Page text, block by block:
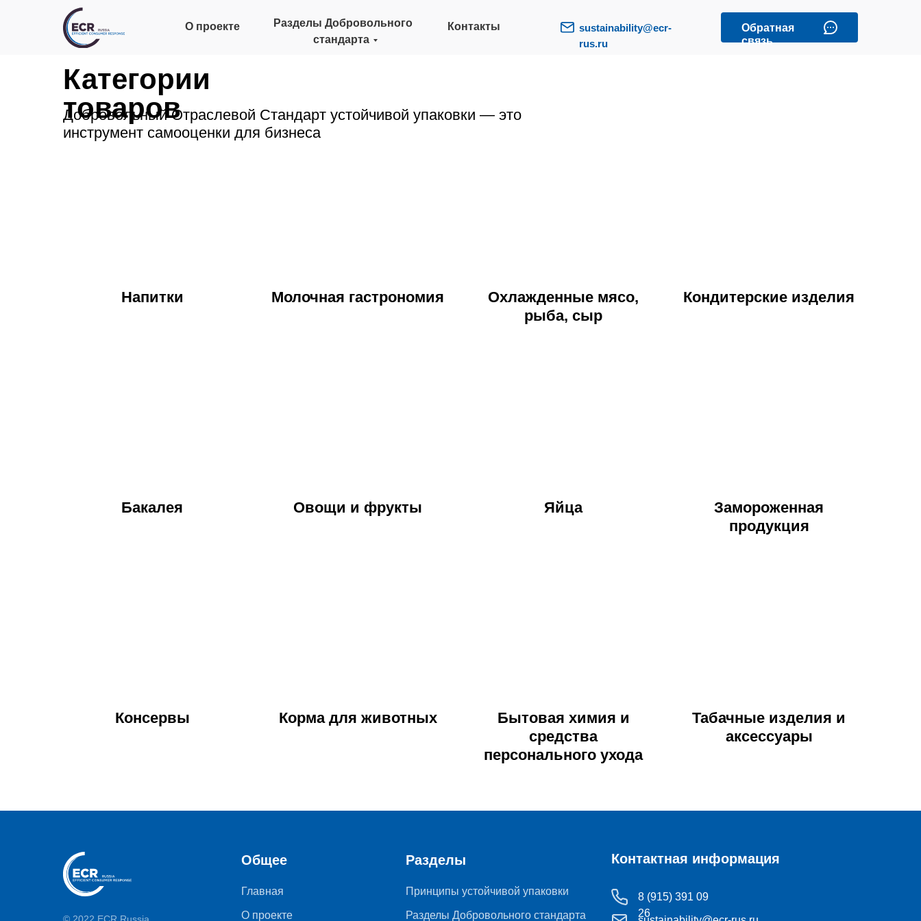
sustainability@eсr-
rus.ru
О проекте
Разделы Добровольного
стандарта
Контакты
Обратная
связь
Категории
товаров
Добровольный Отраслевой Стандарт устойчивой упаковки — это
инструмент самооценки для бизнеса
Напитки Молочная гастрономия
Охлажденные мясо,
рыба, сыр
Кондитерские изделия
Бакалея Овощи и фрукты Яйца
Замороженная
продукция
Консервы Корма для животных
Бытовая химия и
средства
персонального ухода
Табачные изделия и
аксессуары
Разделы
8 (915) 391 09
26
Контактная информация
Главная Принципы устойчивой упаковки
О проекте Разделы Добровольного стандарта
Общее